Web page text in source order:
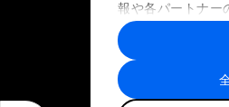
報や各パートナー
に収集された情
トナーによって使
す。
プライバシーポリシ
サイトマ